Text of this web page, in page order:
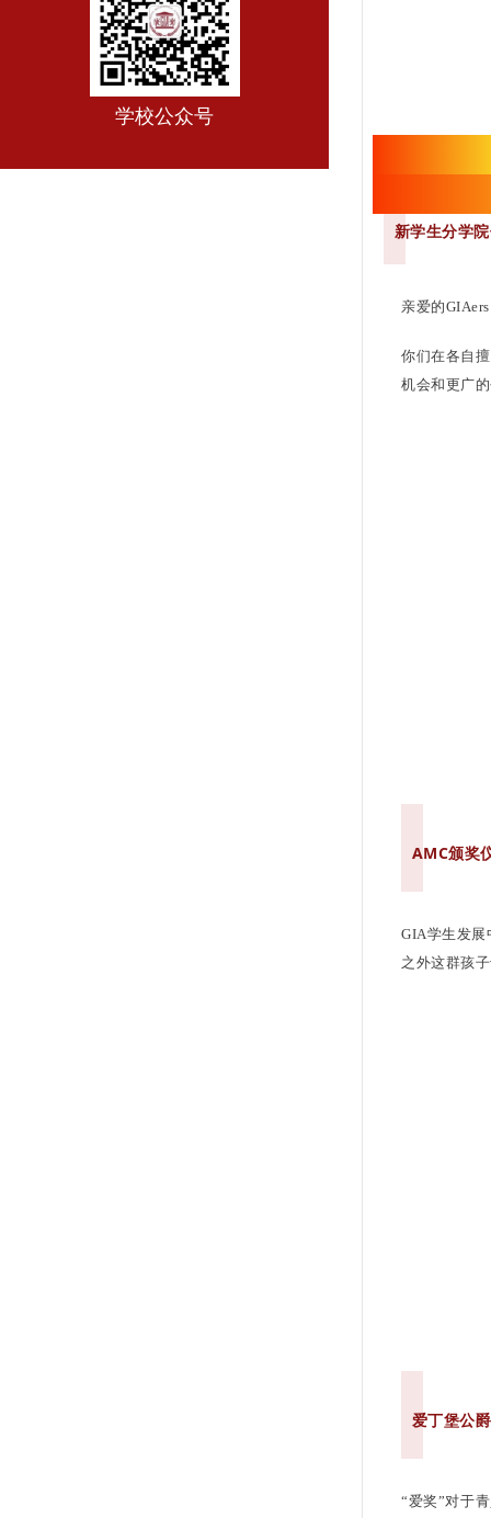
学校公众号
新学生分学
亲爱的
你们在各自
机会和更广
AMC颁奖
GIA学生发
之外这群孩
爱丁堡公
“爱奖”对于